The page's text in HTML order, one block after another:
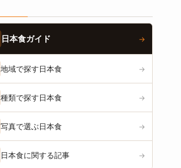
日本食ガイド →
地域で探す日本食 →
種類で探す日本食 →
写真で選ぶ日本食 →
日本食に関する記事 →